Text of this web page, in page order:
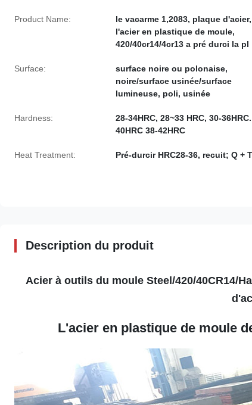
Product Name:
le vacarme 1,2083, plaque d'acier,
l'acier en plastique de moule,
420/40cr14/4cr13 a pré durci la pl
Surface:
surface noire ou polonaise,
noire/surface usinée/surface
lumineuse, poli, usinée
Hardness:
28-34HRC, 28~33 HRC, 30-
40HRC 38-42HRC
Heat Treatment: Pré-durcir HRC28-36, recuit; Q + T
Description du produit
Acier à outils du moule Steel/420/40CR14/
L'acier en plastique de moule